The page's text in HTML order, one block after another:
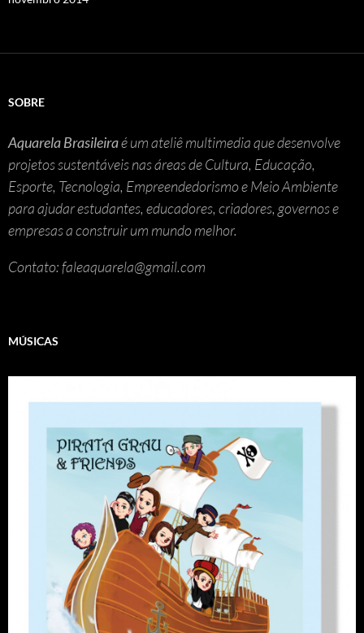
SOBRE
Aquarela Brasileiraé um ateliê multimedia que desenvolve
projetos sustentáveis nas áreas de Cultura, Educação,
Esporte, Tecnologia, Empreendedorismo e Meio Ambiente
para ajudar estudantes, educadores, criadores, governos e
empresas a construir um mundo melhor.
Contato: faleaquarela@gmail.com
MÚSICAS